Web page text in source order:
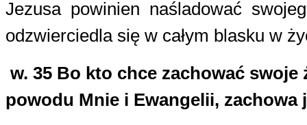
Jezusa powinien naśladować
odzwierciedla się w całym blasku w
w. 35 Bo kto chce zachować swoje
powodu Mnie i Ewangelii, zachowa